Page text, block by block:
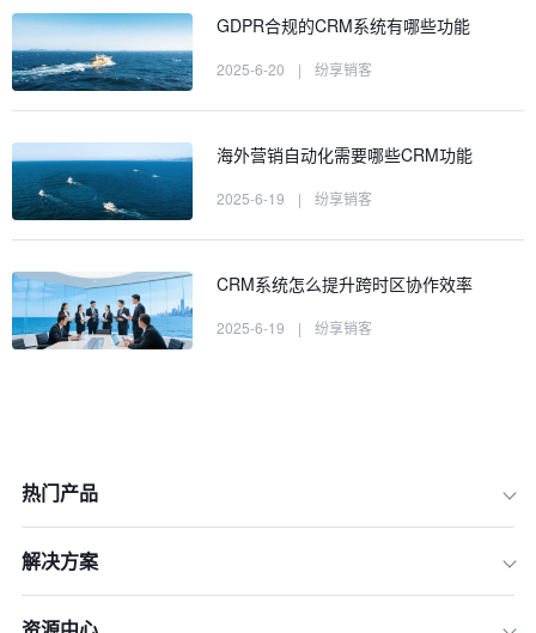
GDPR合规的CRM系统有哪些功能
2025-6-20 | 纷享销客
海外营销自动化需要哪些CRM功能
2025-6-19 | 纷享销客
CRM系统怎么提升跨时区协作效率
2025-6-19 | 纷享销客
热门产品
解决方案